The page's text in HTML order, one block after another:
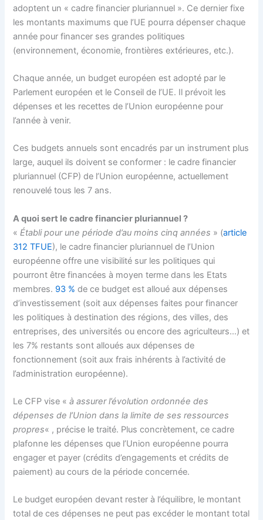
adoptent un « cadre financier pluriannuel ». Ce dernier fixe
les montants maximums que l’UE pourra dépenser chaque
année pour financer ses grandes politiques
(environnement, économie, frontières extérieures, etc.).
Chaque année, un budget européen est adopté par le
Parlement européen et le Conseil de l’UE. Il prévoit les
dépenses et les recettes de l’Union européenne pour
l’année à venir.
Ces budgets annuels sont encadrés par un instrument plus
large, auquel ils doivent se conformer : le cadre financier
pluriannuel (CFP) de l’Union européenne, actuellement
renouvelé tous les 7 ans.
A quoi sert le cadre financier pluriannuel ?
«Établi pour une période d’au moins cinq années » (article
312 TFUE), le cadre financier pluriannuel de l’Union
européenne offre une visibilité sur les politiques qui
pourront être financées à moyen terme dans les Etats
membres. 93 % de ce budget est alloué aux dépenses
d’investissement (soit aux dépenses faites pour financer
les politiques à destination des régions, des villes, des
entreprises, des universités ou encore des agriculteurs…) et
les 7% restants sont alloués aux dépenses de
fonctionnement (soit aux frais inhérents à l’activité de
l’administration européenne).
Le CFP vise «à assurer l’évolution ordonnée des
dépenses de l’Union dans la limite de ses ressources
propres« , précise le traité. Plus concrètement, ce cadre
plafonne les dépenses que l’Union européenne pourra
engager et payer (crédits d’engagements et crédits de
paiement) au cours de la période concernée.
Le budget européen devant rester à l’équilibre, le montant
total de ces dépenses ne peut pas excéder le montant total